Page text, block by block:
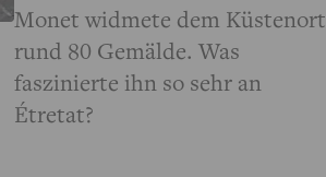
Monet widmete dem Küstenort
rund 80 Gemälde. Was
faszinierte ihn so sehr an
Étretat?